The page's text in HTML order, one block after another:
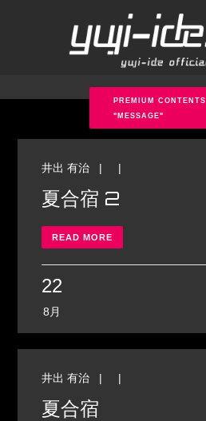
PREMIUM CONTENTS
"MESSAGE"
井出 有治 | |
夏合宿 2
READ MORE
22
8月
井出 有治 | |
夏合宿